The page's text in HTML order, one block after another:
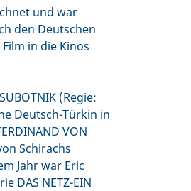
und war
den Deutschen
in die Kinos
(Regie:
Deutsch-Türkin in
VON
Schirachs
Jahr war Eric
DAS NETZ-EIN